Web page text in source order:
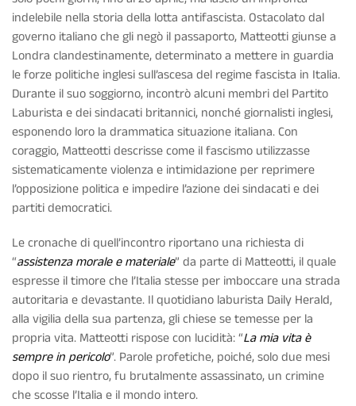
indelebile nella storia della lotta antifascista. Ostacolato dal
governo italiano che gli negò il passaporto, Matteotti giunse a
Londra clandestinamente, determinato a mettere in guardia
le forze politiche inglesi sull’ascesa del regime fascista in Italia.
Durante il suo soggiorno, incontrò alcuni membri del Partito
Laburista e dei sindacati britannici, nonché giornalisti inglesi,
esponendo loro la drammatica situazione italiana. Con
coraggio, Matteotti descrisse come il fascismo utilizzasse
sistematicamente violenza e intimidazione per reprimere
l’opposizione politica e impedire l’azione dei sindacati e dei
partiti democratici.
Le cronache di quell’incontro riportano una richiesta di
“assistenza morale e materiale” da parte di Matteotti, il quale
espresse il timore che l’Italia stesse per imboccare una strada
autoritaria e devastante. Il quotidiano laburista Daily Herald,
alla vigilia della sua partenza, gli chiese se temesse per la
propria vita. Matteotti rispose con lucidità: “La mia vita è
sempre in pericolo”. Parole profetiche, poiché, solo due mesi
dopo il suo rientro, fu brutalmente assassinato, un crimine
che scosse l’Italia e il mondo intero.